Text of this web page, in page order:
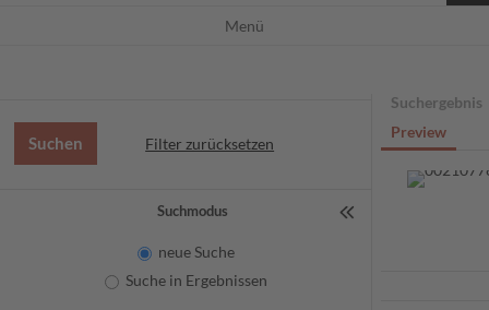
Menü
Filter zurücksetzen
Suchmodus
neue Suche
Suche in Ergebnissen
Suchergebnis
Preview